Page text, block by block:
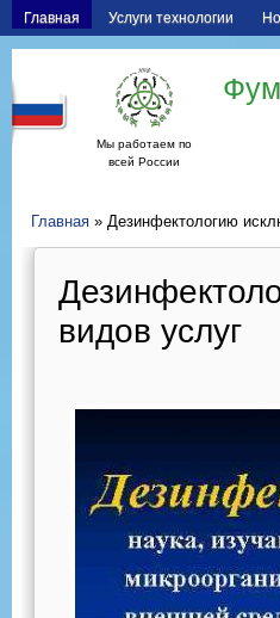
Главная Услуги технологии
Мы работаем по
всей России
Главная » Дезинфектологию
видов услуг